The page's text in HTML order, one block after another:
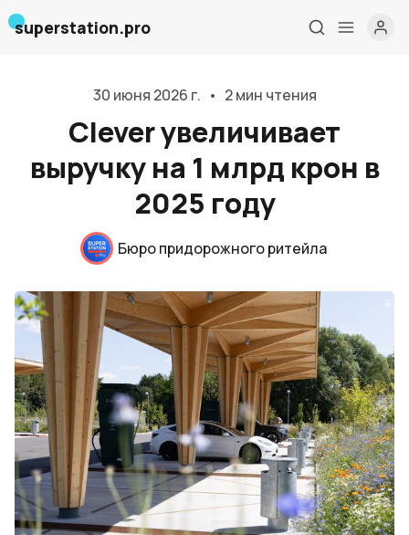
О нас
Дизайн и проектирование
Консалтинг и обучение
Блог
События
Контакты
superstation.pro
30 июня 2026 г. • 2 мин чтения
Clever увеличивает
выручку на 1 млрд крон в
2025 году
Бюро придорожного ритейла